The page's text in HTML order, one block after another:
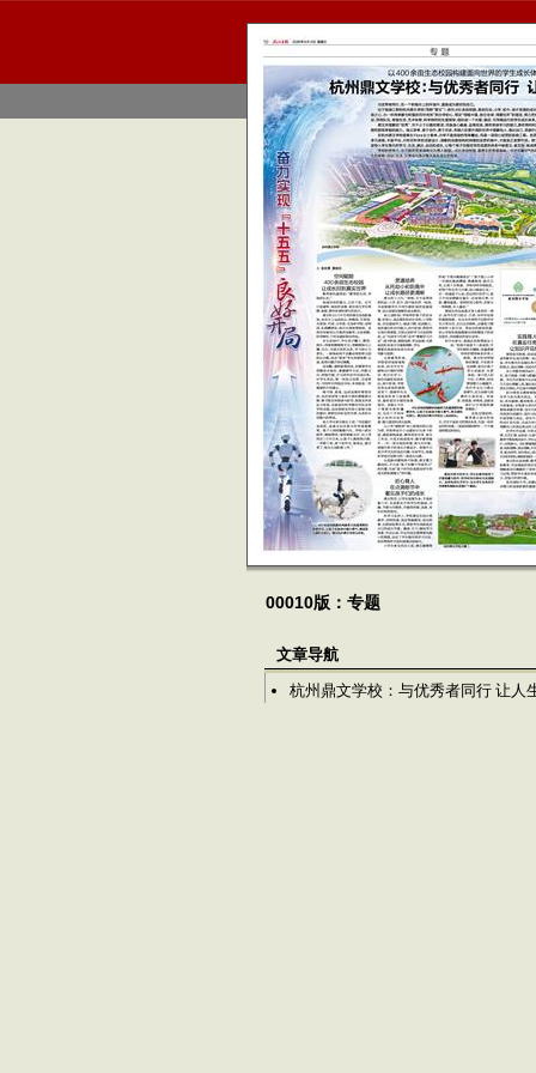
00010版：专题
文章导航
杭州鼎文学校：与优秀者同行 让人